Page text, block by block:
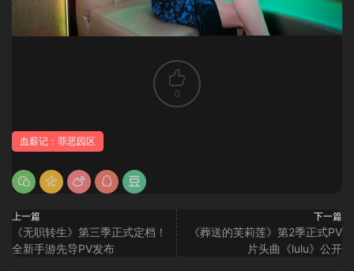
0
血薪记：罪恶园区
上一篇
《无职转生》第三季正式定档！
全新手游先导PV发布
下一篇
《葬送的芙莉莲》第2季正式PV
片头曲《lulu》公开